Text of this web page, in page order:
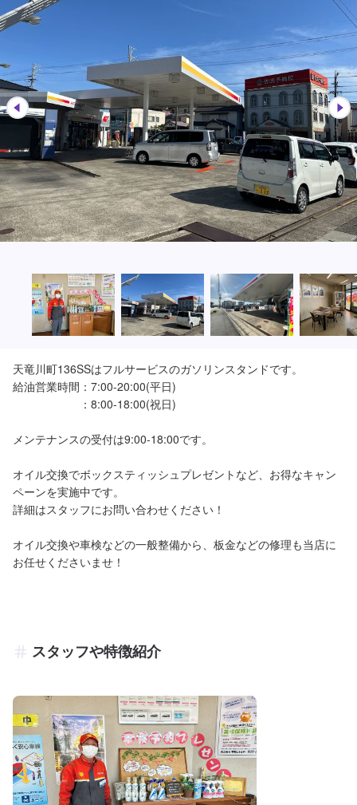
天竜川町136SSはフルサービスのガソリンスタンドです。
給油営業時間：7:00-20:00(平日)
：8:00-18:00(祝日)
メンテナンスの受付は9:00-18:00です。
オイル交換でボックスティッシュプレゼントなど、お得なキャン
ペーンを実施中です。
詳細はスタッフにお問い合わせください！
オイル交換や車検などの一般整備から、板金などの修理も当店に
スタッフや特徴紹介